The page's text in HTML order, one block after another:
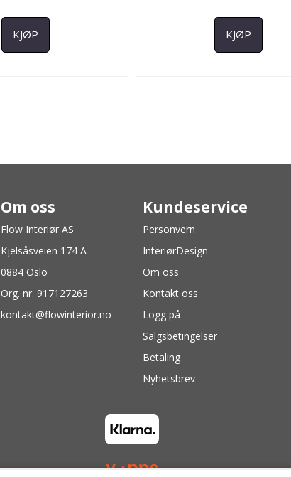
KJØP KJØP
Om oss
Flow Interiør AS
Kjelsåsveien 174 A
0884 Oslo
Org. nr. 917127263
kontakt@flowinterior.no
Kundeservice
Personvern
InteriørDesign
Om oss
Kontakt oss
Logg på
Salgsbetingelser
Betaling
Nyhetsbrev